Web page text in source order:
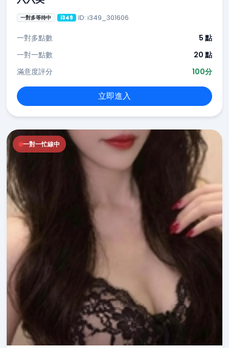
一對多等待中 i349 ID: i349_301606
一對多點數
5 點
一對一點數
20 點
滿意度評分
100分
立即進入
一對一忙線中